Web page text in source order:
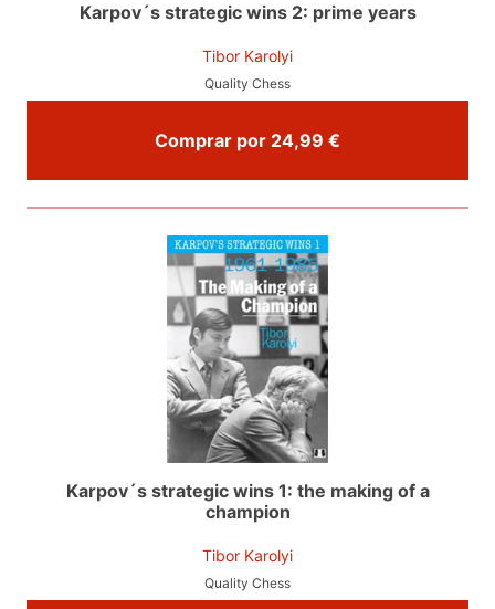
Karpov´s strategic wins 2: prime years
Tibor Karolyi
Quality Chess
Comprar por 24,99 €
Karpov´s strategic wins 1: the making of a
champion
Tibor Karolyi
Quality Chess